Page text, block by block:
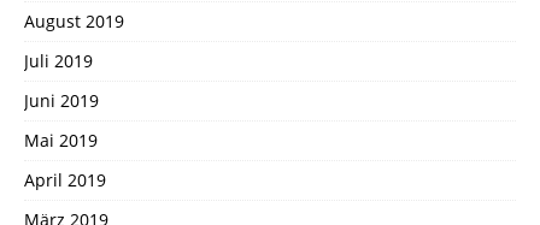
August 2019
Juli 2019
Juni 2019
Mai 2019
April 2019
März 2019